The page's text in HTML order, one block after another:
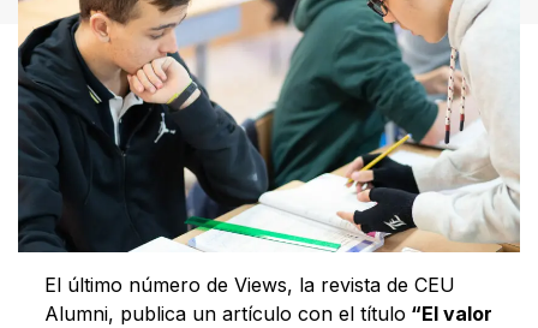
El último número de Views, la revista de CEU
Alumni, publica un artículo con el título “El valor